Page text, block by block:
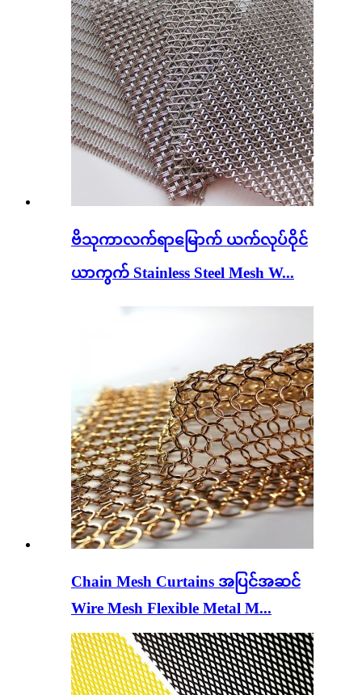
ဗိသုကာလက်ရာမြောက် ယက်လုပ်ဝိုင်
ယာကွက် Stainless Steel Mesh W...
Chain Mesh Curtains အပြင်အဆင်
Wire Mesh Flexible Metal M...